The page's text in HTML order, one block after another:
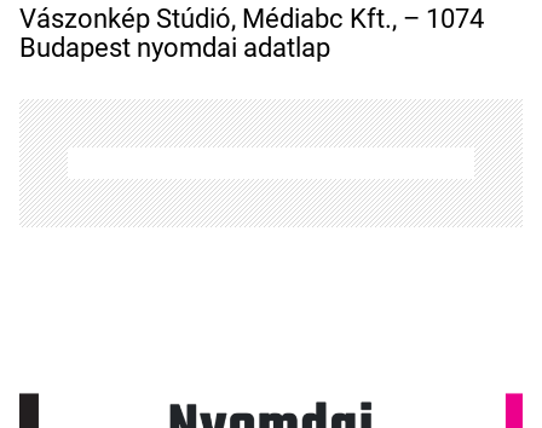
g
y
z
é
s
n
a
v
ó
Vászonkép Stúdió, Médiabc Kft., – 1074
Budapest nyomdai adatlap